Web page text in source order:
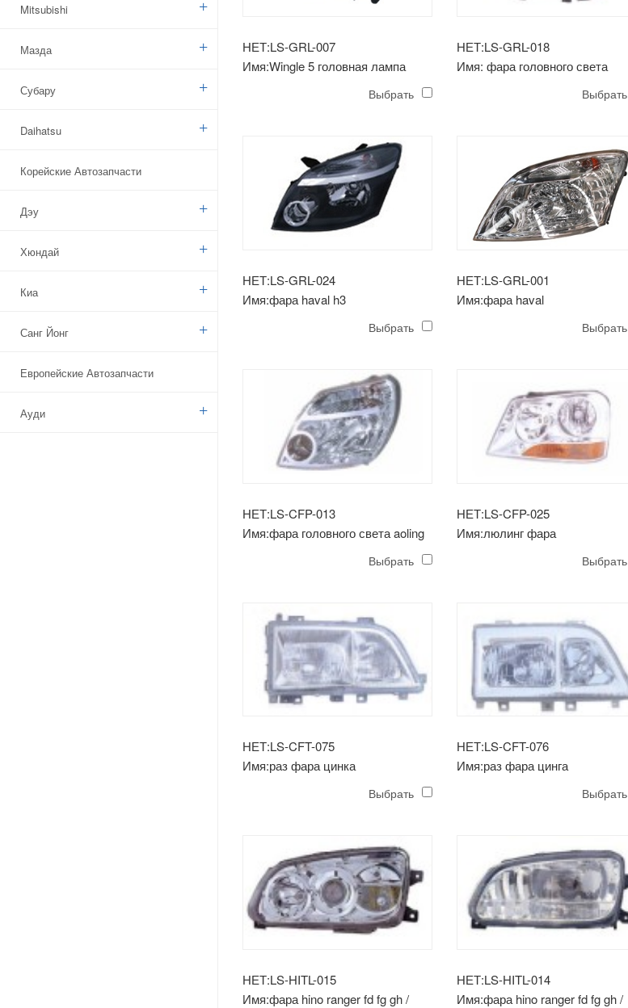
Mitsubishi
Мазда
Субару
Daihatsu
Корейские Автозапчасти
Дэу
Хюндай
Киа
Санг Йонг
Европейские Автозапчасти
Ауди
НЕТ:LS-GRL-007
Имя:Wingle 5 головная лампа
Выбрать
НЕТ:LS-GRL-018
Имя: фара головного света
Выбрать
НЕТ:LS-GRL-024
Имя:фара haval h3
Выбрать
НЕТ:LS-GRL-001
Имя:фара haval
Выбрать
НЕТ:LS-CFP-013
Имя:фара головного света aoling
Выбрать
НЕТ:LS-CFP-025
Имя:люлинг фара
Выбрать
НЕТ:LS-CFT-075
Имя:раз фара цинка
Выбрать
НЕТ:LS-CFT-076
Имя:раз фара цинга
Выбрать
НЕТ:LS-HITL-015
Имя:фара hino ranger fd fg gh /
НЕТ:LS-HITL-014
Имя:фара hino ranger fd fg gh /